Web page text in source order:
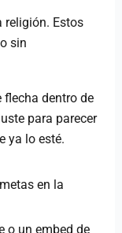
religión. Estos
sin
flecha dentro de
para parecer
ya lo esté.
en la
o un embed de